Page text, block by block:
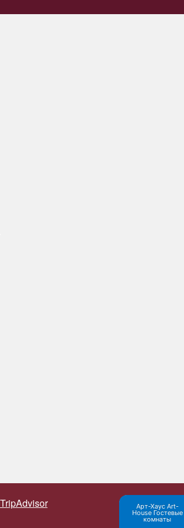
Арт-Хаус Art-
House Гостевые
комнаты